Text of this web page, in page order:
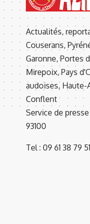
Actualités,
Couserans,
Garonne, Portes
Mirepoix, Pays
audoises, Haute-
Conflent
Service de
93100
Tel : 09 61 38 79 51